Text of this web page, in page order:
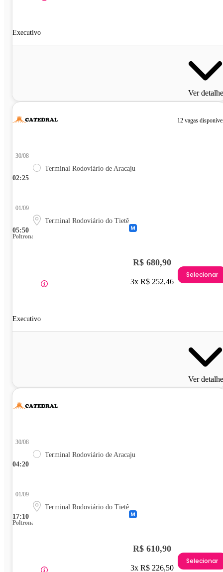
Executivo
Ver
12 vagas
02:25
30/08
Terminal Rodoviário de Aracaju
05:50
01/09
Terminal Rodoviário do Tietê
Poltrona
Executivo
R$ 680,90
3x R$ 252,46
Selecionar
Ver
04:20
30/08
Terminal Rodoviário de Aracaju
17:10
01/09
Terminal Rodoviário do Tietê
Poltrona
R$ 610,90
3x R$ 226,50
Selecionar